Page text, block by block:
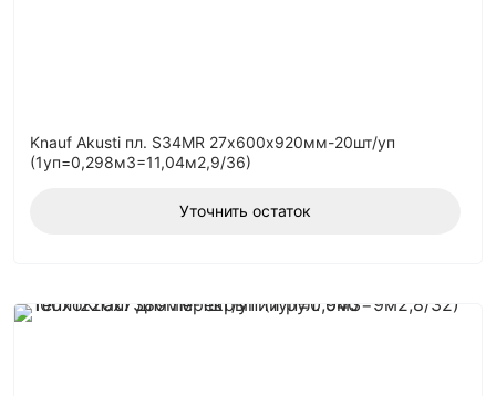
Knauf Akusti пл. S34MR 27х600х920мм-20шт/уп
(1уп=0,298м3=11,04м2,9/36)
Уточнить остаток